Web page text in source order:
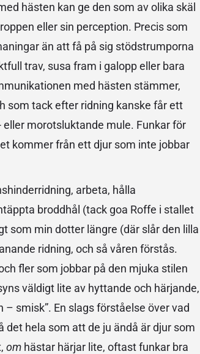
hästen kan ge den som av olika skäl
eller sin perception. Precis som
än att få på sig stödstrumporna
trav, susa fram i galopp eller bara
med hästen stämmer,
som tack efter ridning kanske får ett
eller morotsluktande mule. Funkar för
kommer från ett djur som inte jobbar
arbeta, hålla
broddhål (tack goa Roffe i stallet
som min dotter längre (där slår den lilla
ridning, och så våren förstås.
fler som jobbar på den mjuka stilen
väldigt lite av hyttande och härjande,
smisk”. En slags förståelse över vad
det hela som att de ju ändå är djur som
om hästar härjar lite, oftast funkar bra